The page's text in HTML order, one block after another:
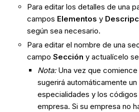
Para editar los detalles de una
campos Elementos y
según sea necesario.
Para editar el nombre de una
campo Sección y actualícelo
Nota: Una vez que
sugerirá automáticamente
especialidades y los
empresa. Si su empresa no